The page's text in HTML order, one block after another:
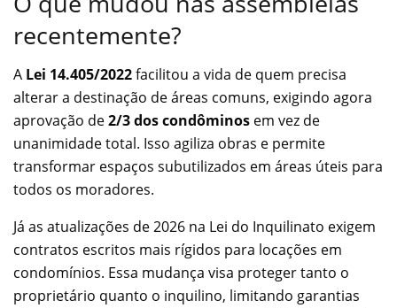
recentemente?
A Lei 14.405/2022facilitou a vida de quem precisa
alterar a destinação de áreas comuns, exigindo agora
aprovação de2/3 dos condôminos em vez de
unanimidade total. Isso agiliza obras e permite
transformar espaços subutilizados em áreas úteis para
todos os moradores.
Já as atualizações de 2026 na Lei do Inquilinato exigem
contratos escritos mais rígidos para locações em
condomínios. Essa mudança visa proteger tanto o
proprietário quanto o inquilino, limitando garantias